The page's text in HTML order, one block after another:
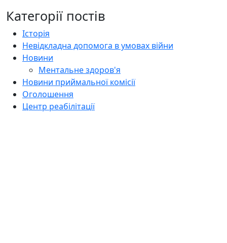
Категорії постів
Історія
Невідкладна допомога в умовах війни
Новини
Ментальне здоров'я
Новини приймальної комісії
Оголошення
Центр реабілітації